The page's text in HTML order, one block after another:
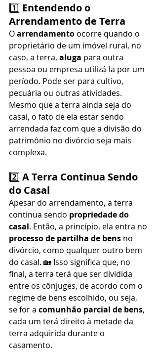
1️⃣ Entendendo o
Arrendamento de Terra
O arrendamento ocorre quando o
proprietário de um imóvel rural, no
caso, a terra, aluga para outra
pessoa ou empresa utilizá-la por um
período. Pode ser para cultivo,
pecuária ou outras atividades.
Mesmo que a terra ainda seja do
casal, o fato de ela estar sendo
arrendada faz com que a divisão do
patrimônio no divórcio seja mais
complexa.
2️⃣ A Terra Continua Sendo
do Casal
Apesar do arrendamento, a terra
continua sendo propriedade do
casal. Então, a princípio, ela entra no
processo de partilha de bens no
divórcio, como qualquer outro bem
do casal. 🏡 Isso significa que, no
final, a terra terá que ser dividida
entre os cônjuges, de acordo com o
regime de bens escolhido, ou seja,
se for a comunhão parcial de bens,
cada um terá direito à metade da
terra adquirida durante o
casamento.